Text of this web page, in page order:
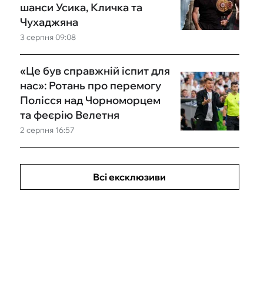
3 серпня 09:08
шанси Усика, Кличка та
Чухаджяна
2 серпня 16:57
«Це був справжній іспит для
нас»: Ротань про перемогу
Полісся над Чорноморцем
та феєрію Велетня
Всі ексклюзиви